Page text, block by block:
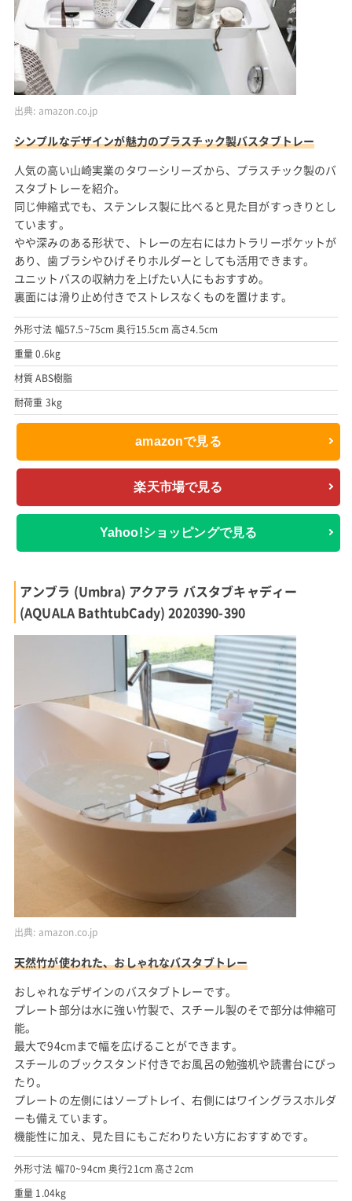
出典: amazon.co.jp
シンプルなデザインが魅力のプラスチック製バスタブトレー
人気の高い山崎実業のタワーシリーズから、プラスチック製のバ
スタブトレーを紹介。
同じ伸縮式でも、ステンレス製に比べると見た目がすっきりとし
ています。
やや深みのある形状で、トレーの左右にはカトラリーポケットが
あり、歯ブラシやひげそりホルダーとしても活用できます。
ユニットバスの収納力を上げたい人にもおすすめ。
裏面には滑り止め付きでストレスなくものを置けます。
外形寸法 幅57.5~75cm 奥行15.5cm 高さ4.5cm
重量 0.6kg
材質 ABS樹脂
耐荷重 3kg
amazonで見る
楽天市場で見る
Yahoo!ショッピングで見る
アンブラ (Umbra) アクアラ バスタブキャディー
(AQUALA BathtubCady) 2020390-390
出典: amazon.co.jp
天然竹が使われた、おしゃれなバスタブトレー
おしゃれなデザインのバスタブトレーです。
プレート部分は水に強い竹製で、スチール製のそで部分は伸縮可
能。
最大で94cmまで幅を広げることができます。
スチールのブックスタンド付きでお風呂の勉強机や読書台にぴっ
たり。
プレートの左側にはソープトレイ、右側にはワイングラスホルダ
ーも備えています。
機能性に加え、見た目にもこだわりたい方におすすめです。
外形寸法 幅70~94cm 奥行21cm 高さ2cm
重量 1.04kg